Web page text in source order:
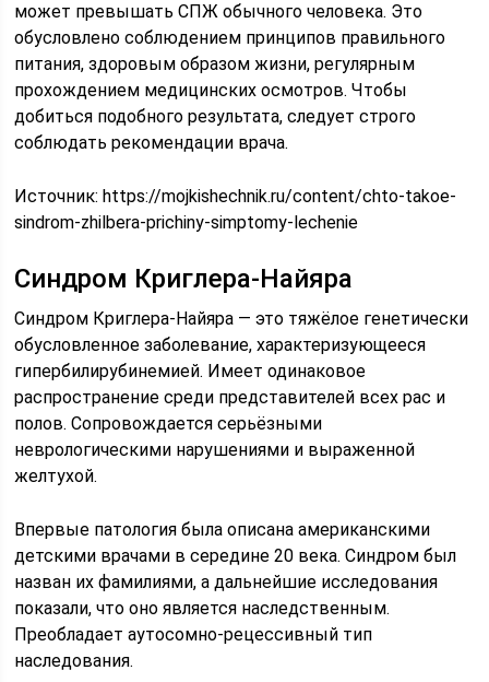
может превышать СПЖ обычного человека. Это
обусловлено соблюдением принципов правильного
питания, здоровым образом жизни, регулярным
прохождением медицинских осмотров. Чтобы
добиться подобного результата, следует строго
соблюдать рекомендации врача.
Источник:https://mojkishechnik.ru/content/chto-takoe-
sindrom-zhilbera-prichiny-simptomy-lechenie
Синдром Криглера-Найяра
Синдром Криглера-Найяра — это тяжёлое генетически
обусловленное заболевание, характеризующееся
гипербилирубинемией. Имеет одинаковое
распространение среди представителей всех рас и
полов. Сопровождается серьёзными
неврологическими нарушениями и выраженной
желтухой.
Впервые патология была описана американскими
детскими врачами в середине 20 века. Синдром был
назван их фамилиями, а дальнейшие исследования
показали, что оно является наследственным.
Преобладает аутосомно-рецессивный тип
наследования.